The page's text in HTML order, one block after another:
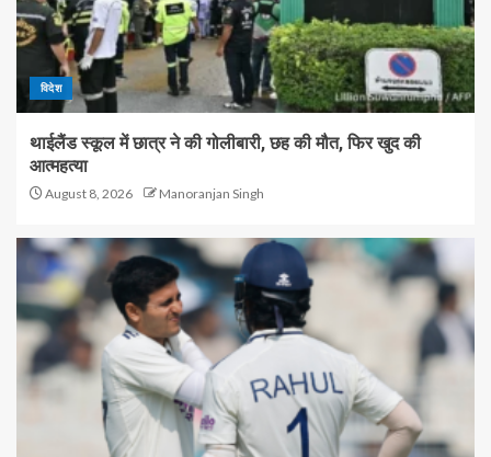
विदेश
थाईलैंड स्कूल में छात्र ने की गोलीबारी, छह की मौत, फिर खुद की
आत्महत्या
August 8, 2026 Manoranjan Singh